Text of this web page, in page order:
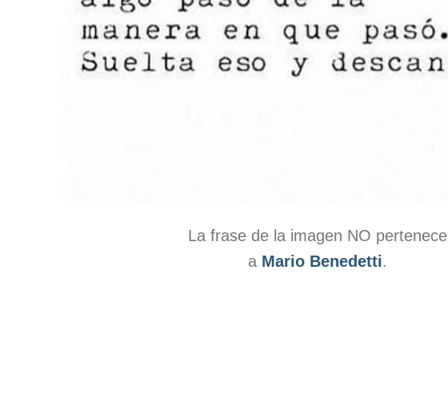
La frase de la imagen NO pertenece
a Mario Benedetti.